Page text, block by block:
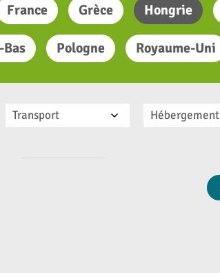
France Grèce Hongrie
Bas Pologne Royaume-Uni
Transport Hébergement